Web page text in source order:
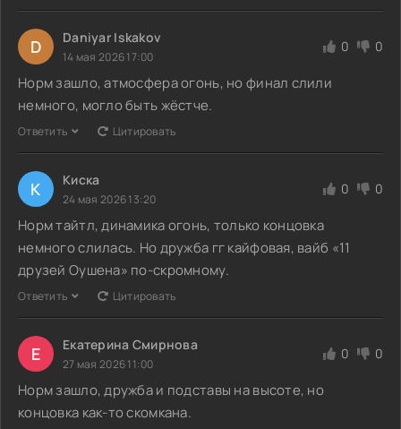
D Daniyar Iskakov
14 мая 2026 17:00
0 0
Норм зашло, атмосфера огонь, но финал слили
немного, могло быть жёстче.
Ответить Цитировать
К Киска
24 мая 2026 13:20
0 0
Норм тайтл, динамика огонь, только концовка
немного слилась. Но дружба гг кайфовая, вайб «11
друзей Оушена» по-скромному.
Ответить Цитировать
Е Екатерина Смирнова
27 мая 2026 11:00
0 0
Норм зашло, дружба и подставы на высоте, но
концовка как-то скомкана.